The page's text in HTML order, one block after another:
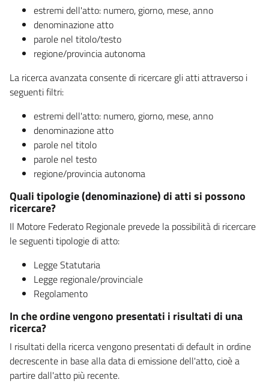
estremi dell'atto: numero, giorno, mese, anno
denominazione atto
parole nel titolo/testo
regione/provincia autonoma
La ricerca avanzata consente di ricercare gli atti attraverso i
seguenti filtri:
estremi dell'atto: numero, giorno, mese, anno
denominazione atto
parole nel titolo
parole nel testo
regione/provincia autonoma
Quali tipologie (denominazione) di atti si possono
ricercare?
Il Motore Federato Regionale prevede la possibilità di ricercare
le seguenti tipologie di atto:
Legge Statutaria
Legge regionale/provinciale
Regolamento
In che ordine vengono presentati i risultati di una
ricerca?
I risultati della ricerca vengono presentati di default in ordine
decrescente in base alla data di emissione dell'atto, cioè a
partire dall'atto più recente.